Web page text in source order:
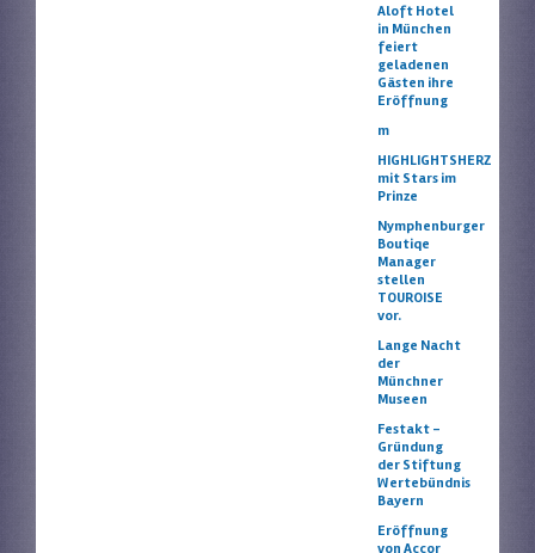
Aloft Hotel
in München
feiert
geladenen
Gästen ihre
Eröffnung
m
HIGHLIGHTSHERZ
mit Stars im
Prinze
Nymphenburger
Boutiqe
Manager
stellen
TOUROISE
vor.
Lange Nacht
der
Münchner
Museen
Festakt –
Gründung
der Stiftung
Wertebündnis
Bayern
Eröffnung
von Accor